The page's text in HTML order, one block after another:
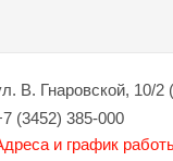
В. Гнаровской, 10/2
(3452) 385-000
и график